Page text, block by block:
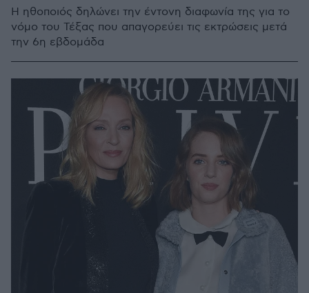
Η ηθοποιός δηλώνει την έντονη διαφωνία της για το
νόμο του Τέξας που απαγορεύει τις εκτρώσεις μετά
την 6η εβδομάδα